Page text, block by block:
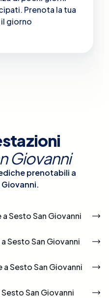
Prenota la tua
giorno
Giovanni
prenotabili a
.
Sesto San Giovanni
Sesto San Giovanni
Sesto San Giovanni
San Giovanni